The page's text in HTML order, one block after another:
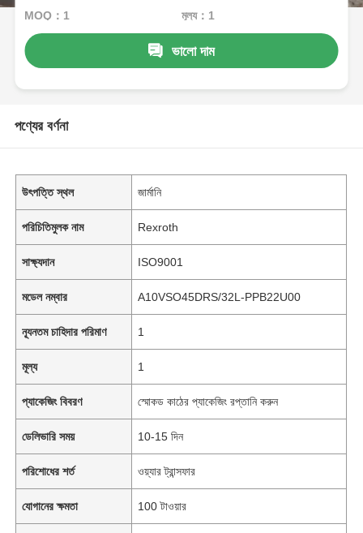
ডিসপ্লেসমেন্ট পিস্টন পাম্প
MOQ：1 মূল্য：1
ভালো দাম
পণ্যের বর্ণনা
উৎপত্তি স্থল জার্মানি
পরিচিতিমুলক নাম Rexroth
সাক্ষ্যদান ISO9001
মডেল নম্বার A10VSO45DRS/32L-PPB22U00
ন্যূনতম চাহিদার পরিমাণ 1
মূল্য 1
প্যাকেজিং বিবরণ স্মোকড কাঠের প্যাকেজিং রপ্তানি করুন
ডেলিভারি সময় 10-15 দিন
পরিশোধের শর্ত ওয়্যার ট্রান্সফার
যোগানের ক্ষমতা 100 টাওয়ার